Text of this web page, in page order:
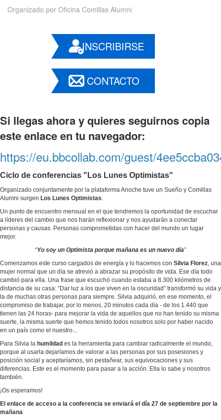
Organizado por Oficina Comillas Alumni
INSCRIBIRSE
CONTACTO
Si llegas ahora y quieres seguirnos copia
este enlace en tu navegador:
https://eu.bbcollab.com/guest/
Ciclo de conferencias "Los Lunes Optimistas"
Organizado conjuntamente por la plataforma Anoche tuve un Sueño y Comillas
Alumni surgen Los Lunes Optimistas
Un punto de encuentro mensual en el que tendremos la oportunidad de escuchar
a líderes del cambio que nos harán reflexionar y nos ayudarán a conectar
personas y causas. Personas comprometidas con hacer del mundo un lugar
mejor.
“Yo soy un Optimista porque mañana es un nuevo día”
Comenzamos este curso cargados de energía y lo hacemos con Silvia Florez , una
mujer normal que un día se atrevió a abrazar su propósito de vida. Ese día todo
cambió para ella. Una frase que escuchó cuando estaba a 8.300 kilómetros de
distancia de su casa: “Dar luz a los que viven en la oscuridad” transformó su vida y
la de muchas otras personas para siempre. Silvia adquirió, en ese momento, el
compromiso de trabajar, por lo menos, 20 minutos cada día - de los 1.440 que
tienen las 24 horas- para mejorar la vida de aquellos que no han tenido su misma
suerte, la misma suerte que hemos tenido todos nosotros solo por haber nacido
en un país como el nuestro...
Para Silvia la humildad es la herramienta para cambiar radicalmente el mundo,
porque al usarla dejaríamos de valorar a las personas por sus posesiones y
posición social y aceptaríamos, sin pestañear, sus equivocaciones y sus
diferencias. Este es el momento para pasar a la acción. Ella lo sabe y nosotros
también.
¡Os esperamos!
El enlace de acceso a la conferencia se enviará el día 27 de septiembre por la
mañana